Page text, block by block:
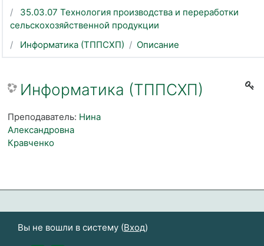
35.03.07 Технология производства и переработки
сельскохозяйственной продукции
Информатика (ТППСХП)
Описание
Информатика (ТППСХП)
Преподаватель: Нина
Александровна
Кравченко
Вы не вошли в систему (Вход)